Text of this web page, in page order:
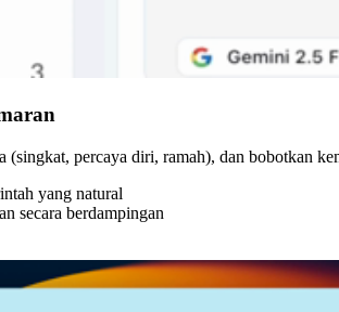
percaya diri, ramah), dan bobotkan
yang natural
secara berdampingan